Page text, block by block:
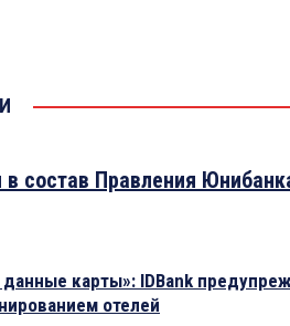
состав Правления
карты»: IDBank
отелей